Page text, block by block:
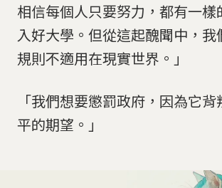
相信每個人只要努力，都有一樣
入好大學。但從這起醜聞中，我
規則不適用在現實世界。」
「我們想要懲罰政府，因為它
平的期望。」